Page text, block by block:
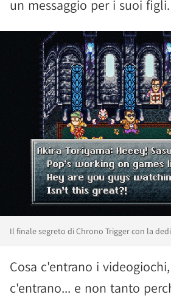
un messaggio per i suoi figli.
Il finale segreto di Chrono Trigger con la
Cosa c'entrano i
c'entrano... e non tanto